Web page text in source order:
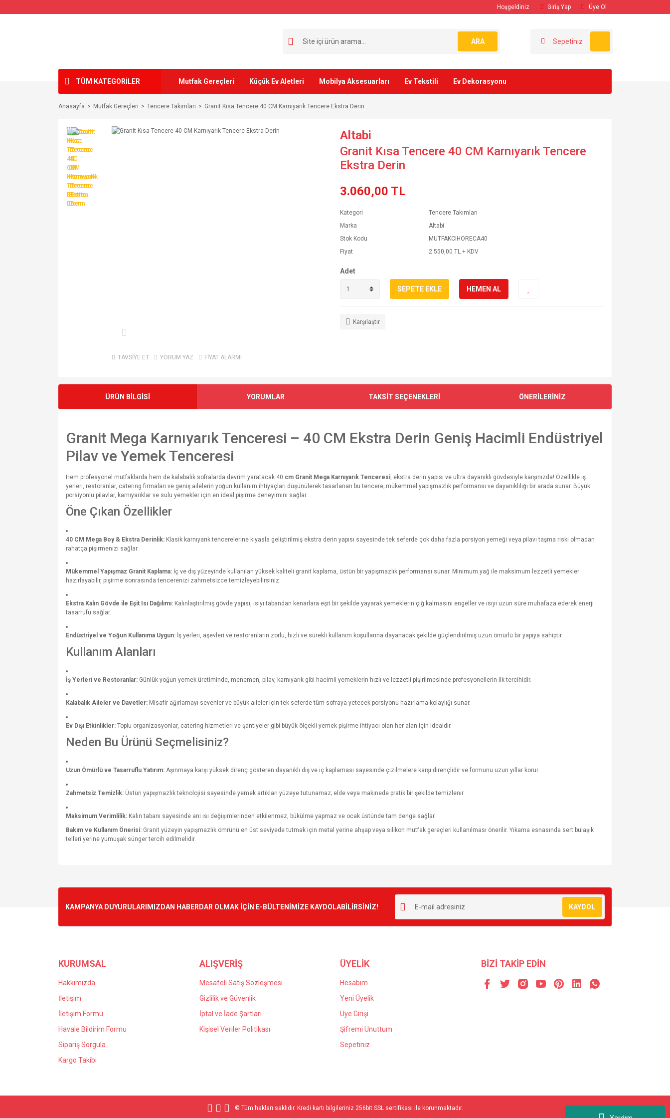
Hoşgeldiniz Giriş Yap Üye Ol
ARA Sepetiniz
TÜM KATEGORİLER Mutfak Gereçleri Küçük Ev Aletleri Mobilya Aksesuarları Ev Tekstili Ev Dekorasyonu
Anasayfa Mutfak Gereçleri Tencere Takımları Granit Kısa Tencere 40 CM Karnıyarık Tencere Ekstra Derin
TAVSİYE ET YORUM YAZ FİYAT ALARMI
Altabi
Granit Kısa Tencere 40 CM Karnıyarık Tencere
Ekstra Derin
3.060,00 TL
Kategori
Tencere Takımları
Marka
Altabi
Stok Kodu
MUTFAKCIHORECA40
Fiyat
2.550,00 TL + KDV
Adet
SEPETE EKLE HEMEN AL
Karşılaştır
ÜRÜN BİLGİSİ YORUMLAR TAKSİT SEÇENEKLERİ ÖNERİLERİNİZ
Granit Mega Karnıyarık Tenceresi – 40 CM Ekstra Derin Geniş Hacimli Endüstriyel
Pilav ve Yemek Tenceresi
Hem profesyonel mutfaklarda hem de kalabalık sofralarda devrim yaratacak 40 cm Granit Mega Karnıyarık Tenceresi, ekstra derin yapısı ve ultra dayanıklı gövdesiyle karşınızda! Özellikle iş
yerleri, restoranlar, catering firmaları ve geniş ailelerin yoğun kullanım ihtiyaçları düşünülerek tasarlanan bu tencere; mükemmel yapışmazlık performansı ve dayanıklılığı bir arada sunar. Büyük
porsiyonlu pilavlar, karnıyarıklar ve sulu yemekler için en ideal pişirme deneyimini sağlar.
Öne Çıkan Özellikler
40 CM Mega Boy & Ekstra Derinlik: Klasik karnıyarık tencerelerine kıyasla geliştirilmiş ekstra derin yapısı sayesinde tek seferde çok daha fazla porsiyon yemeği veya pilavı taşma riski olmadan
rahatça pişirmenizi sağlar.
Mükemmel Yapışmaz Granit Kaplama: İç ve dış yüzeyinde kullanılan yüksek kaliteli granit kaplama, üstün bir yapışmazlık performansı sunar. Minimum yağ ile maksimum lezzetli yemekler
hazırlayabilir, pişirme sonrasında tencerenizi zahmetsizce temizleyebilirsiniz.
Ekstra Kalın Gövde ile Eşit Isı Dağılımı: Kalınlaştırılmış gövde yapısı, ısıyı tabandan kenarlara eşit bir şekilde yayarak yemeklerin çiğ kalmasını engeller ve ısıyı uzun süre muhafaza ederek enerji
tasarrufu sağlar.
Endüstriyel ve Yoğun Kullanıma Uygun: İş yerleri, aşevleri ve restoranların zorlu, hızlı ve sürekli kullanım koşullarına dayanacak şekilde güçlendirilmiş uzun ömürlü bir yapıya sahiptir.
Kullanım Alanları
İş Yerleri ve Restoranlar: Günlük yoğun yemek üretiminde, menemen, pilav, karnıyarık gibi hacimli yemeklerin hızlı ve lezzetli pişirilmesinde profesyonellerin ilk tercihidir.
Kalabalık Aileler ve Davetler: Misafir ağırlamayı sevenler ve büyük aileler için tek seferde tüm sofraya yetecek porsiyonu hazırlama kolaylığı sunar.
Ev Dışı Etkinlikler: Toplu organizasyonlar, catering hizmetleri ve şantiyeler gibi büyük ölçekli yemek pişirme ihtiyacı olan her alan için idealdir.
Neden Bu Ürünü Seçmelisiniz?
Uzun Ömürlü ve Tasarruflu Yatırım: Aşınmaya karşı yüksek direnç gösteren dayanıklı dış ve iç kaplaması sayesinde çizilmelere karşı dirençlidir ve formunu uzun yıllar korur.
Zahmetsiz Temizlik: Üstün yapışmazlık teknolojisi sayesinde yemek artıkları yüzeye tutunamaz; elde veya makinede pratik bir şekilde temizlenir.
Maksimum Verimlilik: Kalın tabanı sayesinde ani ısı değişimlerinden etkilenmez, bükülme yapmaz ve ocak üstünde tam denge sağlar.
Bakım ve Kullanım Önerisi: Granit yüzeyin yapışmazlık ömrünü en üst seviyede tutmak için metal yerine ahşap veya silikon mutfak gereçleri kullanılması önerilir. Yıkama esnasında sert bulaşık
telleri yerine yumuşak sünger tercih edilmelidir.
Ürün resmi kalitesiz, bozuk veya görüntülenemiyor.
Bu ürüne benzer farklı alternatifler olmalı.
Gönder
KAMPANYA DUYURULARIMIZDAN HABERDAR OLMAK İÇİN E-BÜLTENİMİZE KAYDOLABİLİRSİNİZ! KAYDOL
KURUMSAL
Hakkımızda
İletişim
İletişim Formu
Havale Bildirim Formu
Sipariş Sorgula
Kargo Takibi
ALIŞVERİŞ
Mesafeli Satış Sözleşmesi
Gizlilik ve Güvenlik
İptal ve İade Şartları
Kişisel Veriler Politikası
ÜYELİK
Hesabım
Yeni Üyelik
Üye Girişi
Şifremi Unuttum
Sepetiniz
BİZİ TAKİP EDİN
© Tüm hakları saklıdır. Kredi kartı bilgileriniz 256bit SSL sertifikası ile korunmaktadır.